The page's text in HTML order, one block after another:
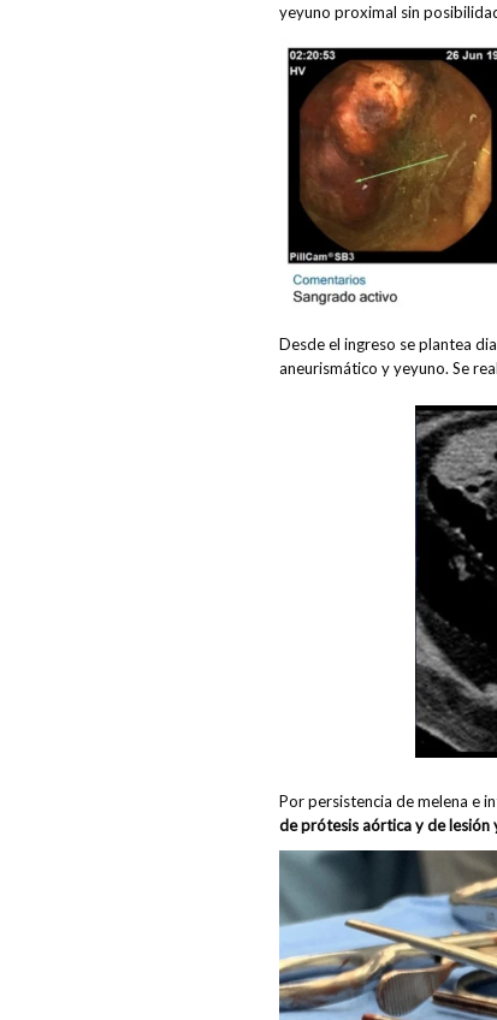
yeyuno proximal sin
Desde el ingreso se plantea
aneurismático y yeyuno. Se
Por persistencia de melena e
de prótesis aórtica y de lesión